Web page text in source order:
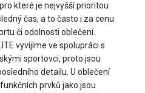
přiléhavý střih a je vyroben z
má na předn..
které je nejvyšší prioritou
čas, a to často i za cenu
či odolnosti oblečení.
vyvíjíme ve spolupráci s
sportovci, proto jsou
detailu. U oblečení
prvků jako jsou